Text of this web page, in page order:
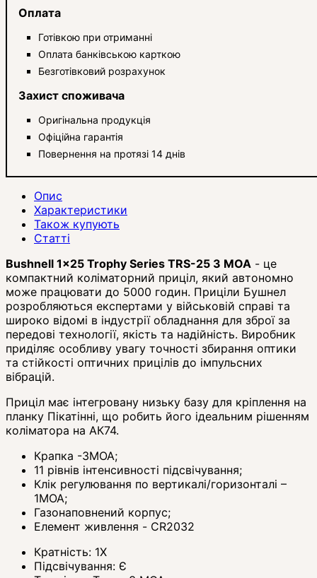
Оплата
Готівкою при отриманні
Оплата банківською карткою
Безготівковий розрахунок
Захист споживача
Оригінальна продукція
Офіційна гарантія
Повернення на протязі 14 днів
Опис
Характеристики
Також купують
Статті
Bushnell 1x25 Trophy Series TRS-25 3 MOA - це
компактний коліматорний приціл, який автономно
може працювати до 5000 годин. Приціли Бушнел
розробляються експертами у військовій справі та
широко відомі в індустрії обладнання для зброї за
передові технології, якість та надійність. Виробник
приділяє особливу увагу точності збирання оптики
та стійкості оптичних прицілів до імпульсних
вібрацій.
Приціл має інтегровану низьку базу для кріплення на
планку Пікатінні, що робить його ідеальним рішенням
коліматора на АК74.
Крапка -3МОА;
11 рівнів інтенсивності підсвічування;
Клік регулювання по вертикалі/горизонталі –
1МОА;
Газонаповнений корпус;
Елемент живлення - CR2032
Кратність: 1X
Підсвічування: Є